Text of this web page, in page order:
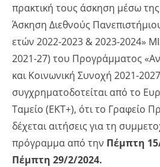
πρακτική τους άσκηση μέσω
Άσκηση Διεθνούς
ετών 2022-2023 & 2023-2024»
2021-27) του Προγράμματος
και Κοινωνική Συνοχή 2021-
συγχρηματοδοτείται από το
Ταμείο (ΕΚΤ+), ότι το Γραφείο
δέχεται αιτήσεις για τη
πρόγραμμα από την Πέμπτη
Πέμπτη 29/2/2024.